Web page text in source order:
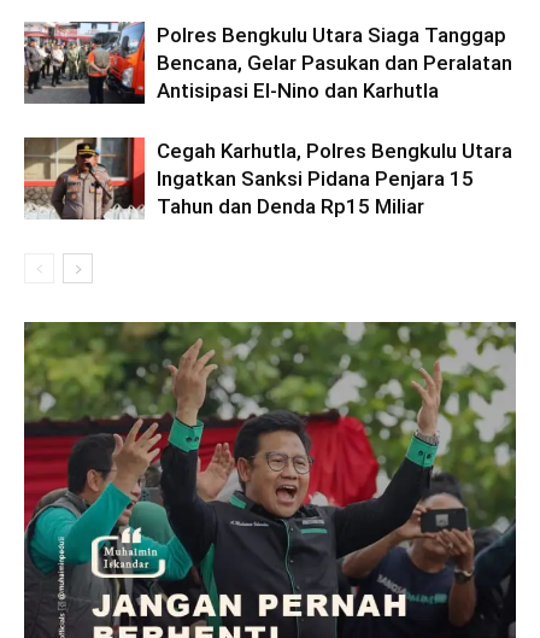
Polres Bengkulu Utara Siaga Tanggap
Bencana, Gelar Pasukan dan Peralatan
Antisipasi El-Nino dan Karhutla
Cegah Karhutla, Polres Bengkulu Utara
Ingatkan Sanksi Pidana Penjara 15
Tahun dan Denda Rp15 Miliar